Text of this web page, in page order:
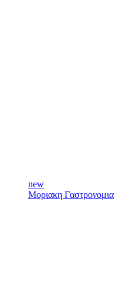
new
Μοριακη Γαστρονομια